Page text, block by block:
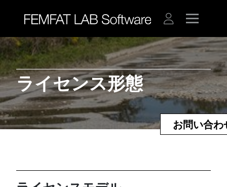
お問い合
ライセンス形態